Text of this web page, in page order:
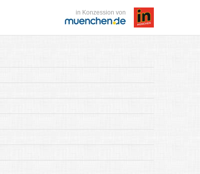
in Konzession von